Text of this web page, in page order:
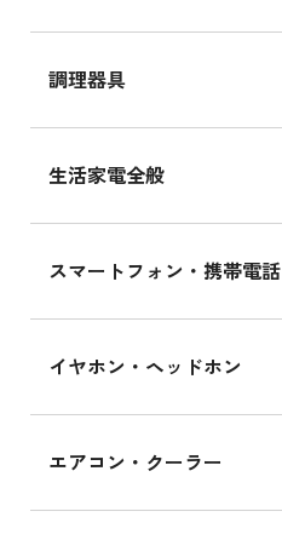
調理器具
生活家電全般
スマートフォン・携帯電話
イヤホン・ヘッドホン
エアコン・クーラー